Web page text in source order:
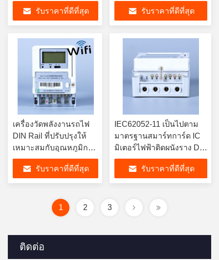
ติดต่อ
มาะสําหรับการใช้
พลังงานและการปรับ
ภาระในเวลาจริง
รับราคาที่ดีที่สุด
การจัดการพลังงานแบบ
สามเฟสระยะเดียว
รับราคาที่ดีที่สุด
เครื่องวัดพลังงานรถไฟ
DIN Rail ที่ปรับปรุงให้
เหมาะสมกับอุณหภูมิการ
ทํางานจาก ลบ 25 องศา
เซลเซียส ถึง บวก 55
องศาเซลเซียส
รับราคาที่ดีที่สุด
IEC62052-11 เป็นไปตาม
มาตรฐานสมาร์ทการ์ด IC
มิเตอร์ไฟฟ้าติดผนังราง DIN
การติดตั้งอุณหภูมิการจัด
เก็บลบ 40°C ถึง PLUS
70°C
รับราคาที่ดีที่สุด
1 2 3